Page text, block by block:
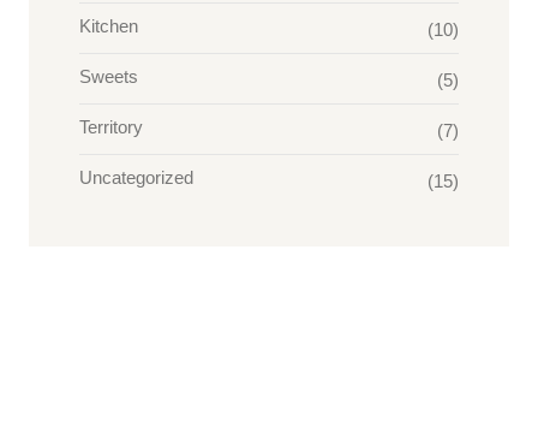
Kitchen (10)
Sweets (5)
Territory (7)
Uncategorized (15)